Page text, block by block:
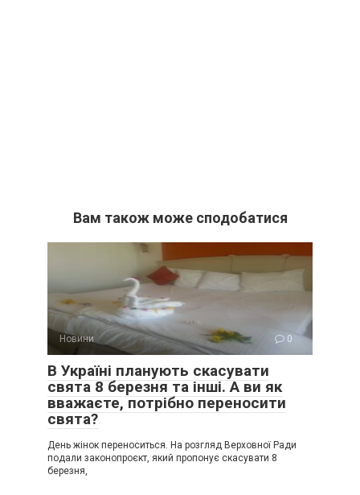
Вам також може сподобатися
Новини 0
В Україні планують скасувати
свята 8 березня та інші. А ви як
вважаєте, потрібно переносити
свята?
День жінок переноситься. На розгляд Верховної Ради
подали законопроєкт, який пропонує скасувати 8
березня,